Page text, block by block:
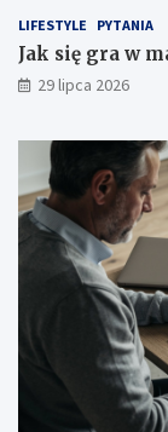
LIFESTYLE PYTANIA
Jak się gra w
29 lipca 2026